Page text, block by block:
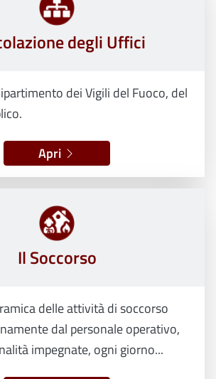
degli Uffici
dei Vigili del Fuoco, del
Apri
Il Soccorso
delle attività di soccorso
dal personale operativo,
impegnate, ogni giorno...